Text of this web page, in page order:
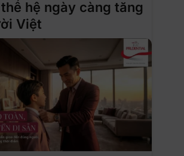
hệ ngày càng tăng
Việt